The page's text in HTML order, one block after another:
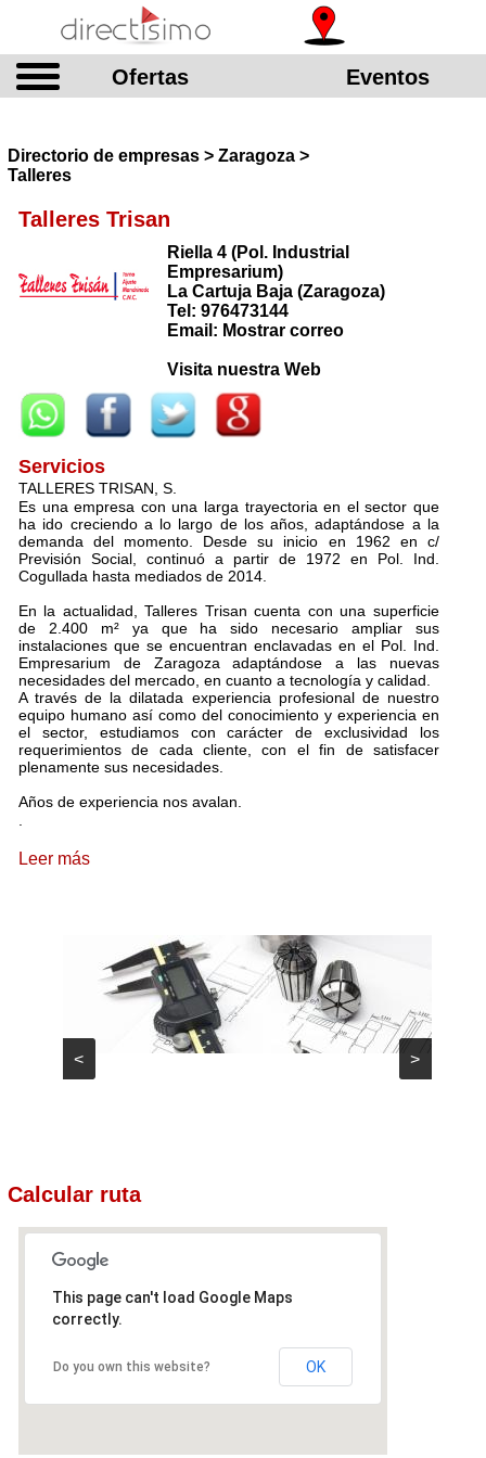
Ofertas Eventos
Directorio de empresas > Zaragoza >
Talleres
Talleres Trisan
Riella 4 (Pol. Industrial
Empresarium)
La Cartuja Baja (Zaragoza)
Tel: 976473144
Email: Mostrar correo
Visita nuestra Web
Servicios
TALLERES TRISAN, S.
Es una empresa con una larga trayectoria en el sector que
ha ido creciendo a lo largo de los años, adaptándose a la
demanda del momento. Desde su inicio en 1962 en c/
Previsión Social, continuó a partir de 1972 en Pol. Ind.
Cogullada hasta mediados de 2014.
En la actualidad, Talleres Trisan cuenta con una superficie
de 2.400 m² ya que ha sido necesario ampliar sus
instalaciones que se encuentran enclavadas en el Pol. Ind.
Empresarium de Zaragoza adaptándose a las nuevas
necesidades del mercado, en cuanto a tecnología y calidad.
A través de la dilatada experiencia profesional de nuestro
equipo humano así como del conocimiento y experiencia en
el sector, estudiamos con carácter de exclusividad los
requerimientos de cada cliente, con el fin de satisfacer
plenamente sus necesidades.
Años de experiencia nos avalan.
Leer más
< >
Calcular ruta
This page can't load Google Maps
correctly.
Do you own this website? OK